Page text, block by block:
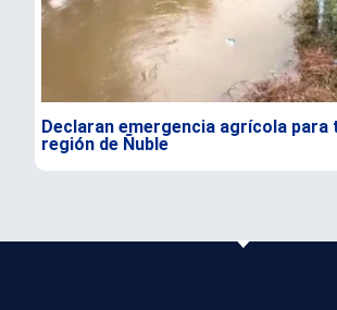
Declaran emergencia agrícola para
región de Ñuble